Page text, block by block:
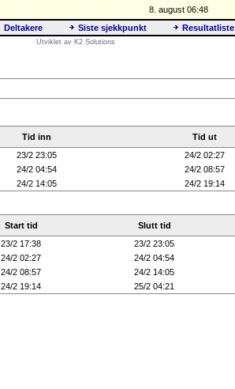
8. august 06:48
Deltakere Siste sjekkpunkt
Resultatliste
Utviklet av K2 Solutions
Tid inn Tid ut
23/2 23:05 24/2 02:27
24/2 04:54 24/2 08:57
24/2 14:05 24/2 19:14
Start tid Slutt tid
23/2 17:38 23/2 23:05
24/2 02:27 24/2 04:54
24/2 08:57 24/2 14:05
24/2 19:14 25/2 04:21